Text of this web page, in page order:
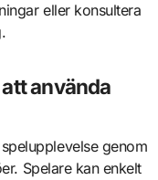
eller konsultera
använda
genom
Spelare kan enkelt